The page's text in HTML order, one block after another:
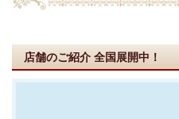
店舗のご紹介 全国展開中！